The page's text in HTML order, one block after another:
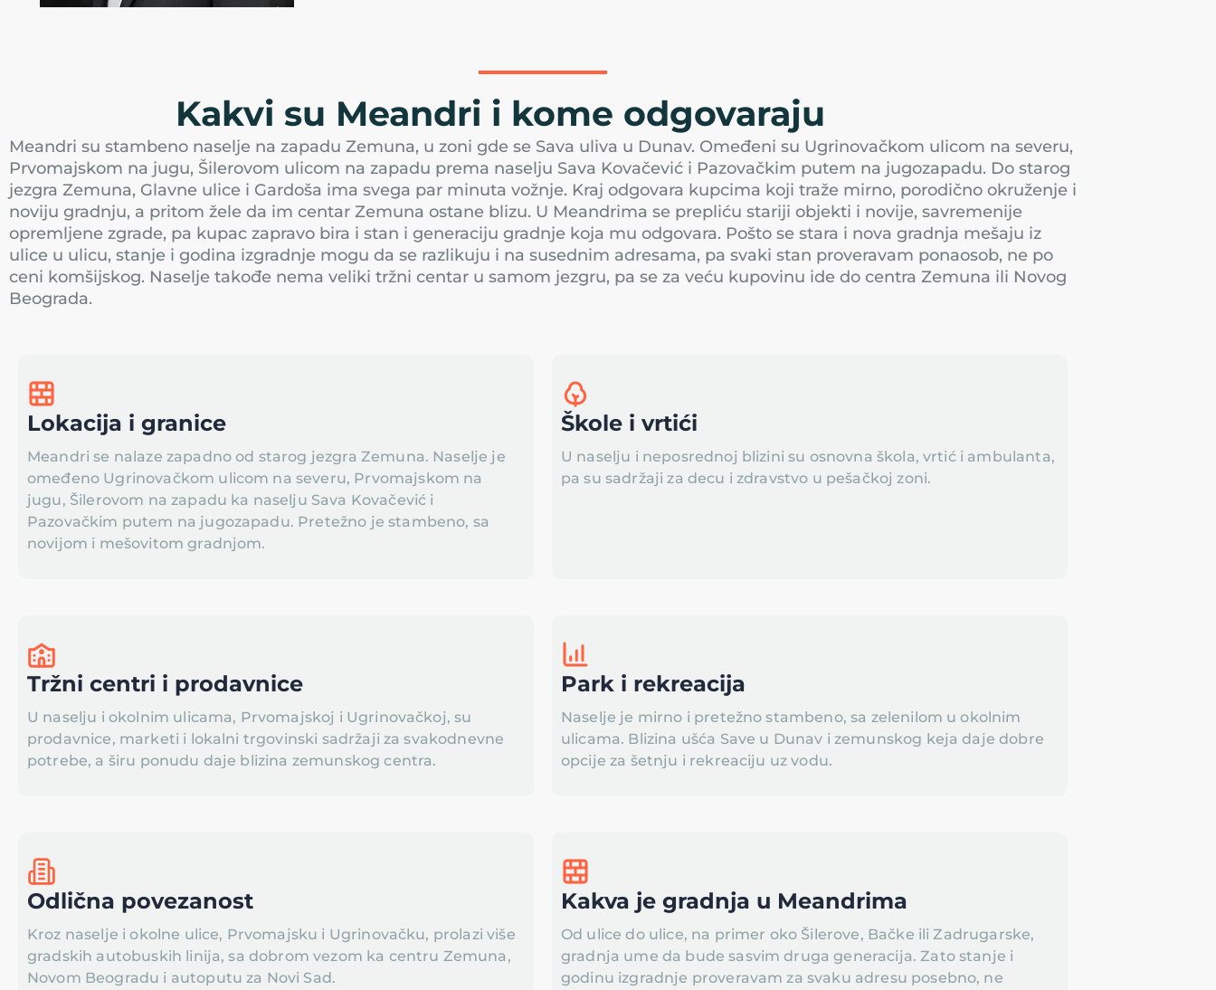
Kakvi su Meandri i kome odgovaraju
Meandri su stambeno naselje na zapadu Zemuna, u zoni gde se Sava uliva u Dunav. Omeđeni su Ugrinovačkom ulicom na severu,
Prvomajskom na jugu, Šilerovom ulicom na zapadu prema naselju Sava Kovačević i Pazovačkim putem na jugozapadu. Do starog
jezgra Zemuna, Glavne ulice i Gardoša ima svega par minuta vožnje. Kraj odgovara kupcima koji traže mirno, porodično okruženje i
noviju gradnju, a pritom žele da im centar Zemuna ostane blizu. U Meandrima se prepliću stariji objekti i novije, savremenije
opremljene zgrade, pa kupac zapravo bira i stan i generaciju gradnje koja mu odgovara. Pošto se stara i nova gradnja mešaju iz
ulice u ulicu, stanje i godina izgradnje mogu da se razlikuju i na susednim adresama, pa svaki stan proveravam ponaosob, ne po
ceni komšijskog. Naselje takođe nema veliki tržni centar u samom jezgru, pa se za veću kupovinu ide do centra Zemuna ili Novog
Beograda.
Lokacija i granice
Meandri se nalaze zapadno od starog jezgra Zemuna. Naselje je
omeđeno Ugrinovačkom ulicom na severu, Prvomajskom na
jugu, Šilerovom na zapadu ka naselju Sava Kovačević i
Pazovačkim putem na jugozapadu. Pretežno je stambeno, sa
novijom i mešovitom gradnjom.
Škole i vrtići
U naselju i neposrednoj blizini su osnovna škola, vrtić i ambulanta,
pa su sadržaji za decu i zdravstvo u pešačkoj zoni.
Tržni centri i prodavnice
U naselju i okolnim ulicama, Prvomajskoj i Ugrinovačkoj, su
prodavnice, marketi i lokalni trgovinski sadržaji za svakodnevne
potrebe, a širu ponudu daje blizina zemunskog centra.
Park i rekreacija
Naselje je mirno i pretežno stambeno, sa zelenilom u okolnim
ulicama. Blizina ušća Save u Dunav i zemunskog keja daje dobre
opcije za šetnju i rekreaciju uz vodu.
Odlična povezanost
Kroz naselje i okolne ulice, Prvomajsku i Ugrinovačku, prolazi više
gradskih autobuskih linija, sa dobrom vezom ka centru Zemuna,
Novom Beogradu i autoputu za Novi Sad.
Kakva je gradnja u Meandrima
Od ulice do ulice, na primer oko Šilerove, Bačke ili Zadrugarske,
gradnja ume da bude sasvim druga generacija. Zato stanje i
godinu izgradnje proveravam za svaku adresu posebno, ne